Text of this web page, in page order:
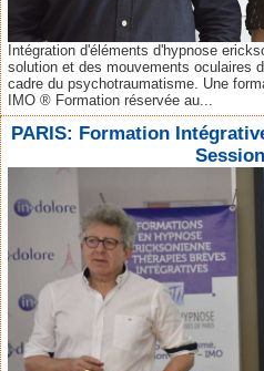
Intégration d'éléments d'hypnose
solution et des mouvements oculaires
cadre du psychotraumatisme. Une
IMO ® Formation réservée au...
PARIS: Formation